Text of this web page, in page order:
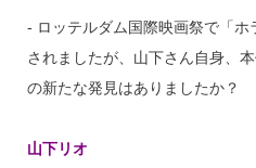
‐ ロッテルダム国際映画祭で「
されましたが、山下さん自身、
の新たな発見はありましたか？
山下リオ